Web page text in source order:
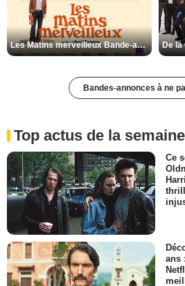
Les Matins merveilleux Bande-annonce VF
Bandes-annonces à ne
Top actus de la semaine
Ce
ans